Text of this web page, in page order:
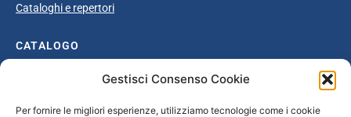
Gestisci Consenso Cookie
Per fornire le migliori esperienze, utilizziamo tecnologie come i cookie
Cataloghi e repertori
CATALOGO
Catalogo completo
Ottocento